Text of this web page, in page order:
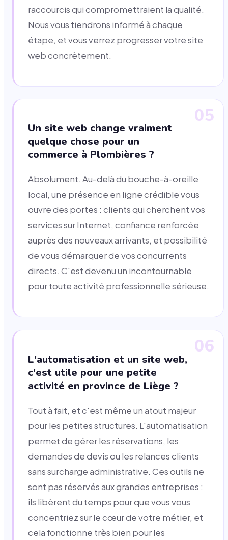
raccourcis qui compromettraient la qualité.
Nous vous tiendrons informé à chaque
étape, et vous verrez progresser votre site
web concrètement.
05
Un site web change vraiment
quelque chose pour un
commerce à Plombières ?
Absolument. Au-delà du bouche-à-oreille
local, une présence en ligne crédible vous
ouvre des portes : clients qui cherchent vos
services sur Internet, confiance renforcée
auprès des nouveaux arrivants, et possibilité
de vous démarquer de vos concurrents
directs. C'est devenu un incontournable
pour toute activité professionnelle sérieuse.
06
L'automatisation et un site web,
c'est utile pour une petite
activité en province de Liège ?
Tout à fait, et c'est même un atout majeur
pour les petites structures. L'automatisation
permet de gérer les réservations, les
demandes de devis ou les relances clients
sans surcharge administrative. Ces outils ne
sont pas réservés aux grandes entreprises :
ils libèrent du temps pour que vous vous
concentriez sur le cœur de votre métier, et
cela fonctionne très bien pour les